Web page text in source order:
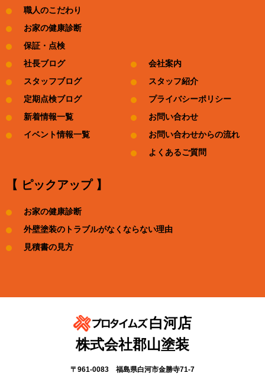
職人のこだわり
お家の健康診断
保証・点検
社長ブログ
スタッフブログ
定期点検ブログ
新着情報一覧
イベント情報一覧
会社案内
スタッフ紹介
プライバシーポリシー
お問い合わせ
お問い合わせからの流れ
よくあるご質問
【 ピックアップ 】
お家の健康診断
外壁塗装のトラブルがなくならない理由
見積書の見方
白河店
株式会社郡山塗装
〒961-0083 福島県白河市金勝寺71-7